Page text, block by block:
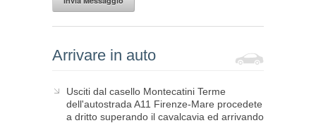
Arrivare in auto
Usciti dal casello Montecatini Terme
dell'autostrada A11 Firenze-Mare procedete
a dritto superando il cavalcavia ed arrivando